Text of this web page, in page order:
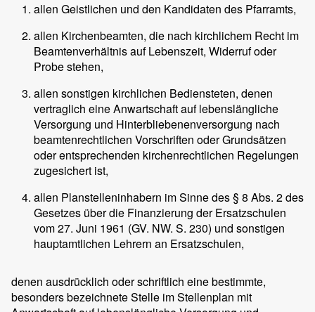
allen Geistlichen und den Kandidaten des Pfarramts,
allen Kirchenbeamten, die nach kirchlichem Recht im
Beamtenverhältnis auf Lebenszeit, Widerruf oder
Probe stehen,
allen sonstigen kirchlichen Bediensteten, denen
vertraglich eine Anwartschaft auf lebenslängliche
Versorgung und Hinterbliebenenversorgung nach
beamtenrechtlichen Vorschriften oder Grundsätzen
oder entsprechenden kirchenrechtlichen Regelungen
zugesichert ist,
allen Planstelleninhabern im Sinne des § 8 Abs. 2 des
Gesetzes über die Finanzierung der Ersatzschulen
vom 27. Juni 1961 (GV. NW. S. 230) und sonstigen
hauptamtlichen Lehrern an Ersatzschulen,
denen ausdrücklich oder schriftlich eine bestimmte,
besonders bezeichnete Stelle im Stellenplan mit